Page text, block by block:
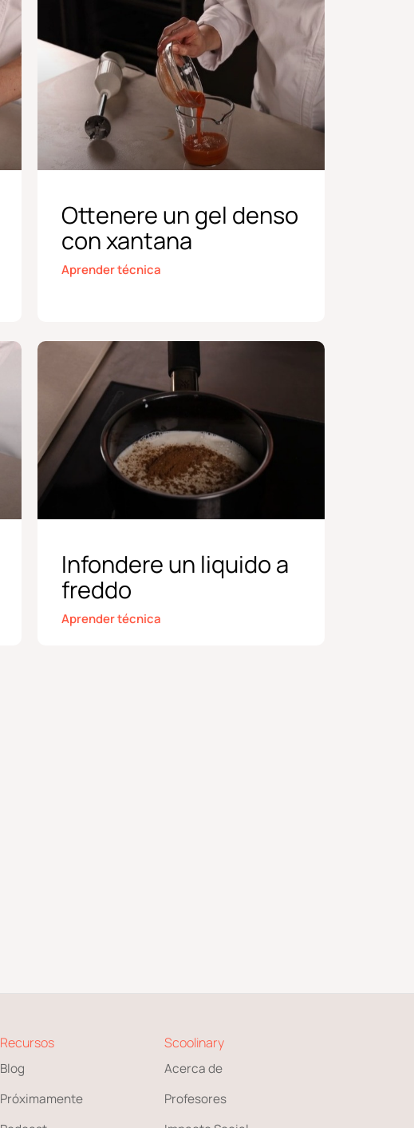
Ottenere un gel denso
con xantana
Aprender técnica
Infondere un liquido a
freddo
Aprender técnica
Recursos
Blog
Próximamente
Scoolinary
Acerca de
Profesores